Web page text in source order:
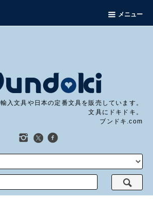
メニュー
輸入文具や日本の定番文具を販売しています。
文具にドキドキ。
ブンドキ.com